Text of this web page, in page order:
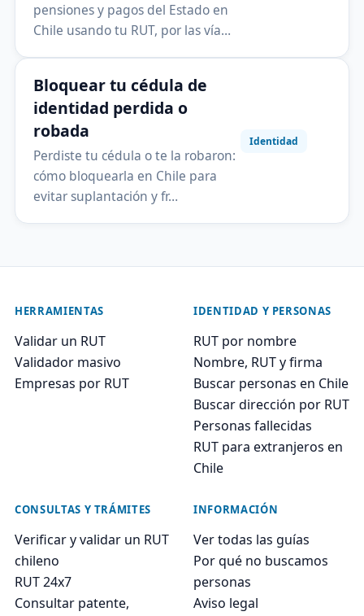
pensiones y pagos del Estado en
Chile usando tu RUT, por las vía…
Bloquear tu cédula de
identidad perdida o
robada
Perdiste tu cédula o te la robaron:
cómo bloquearla en Chile para
evitar suplantación y fr…
Identidad
HERRAMIENTAS
Validar un RUT
Validador masivo
Empresas por RUT
IDENTIDAD Y PERSONAS
RUT por nombre
Nombre, RUT y firma
Buscar personas en Chile
Buscar dirección por RUT
Personas fallecidas
RUT para extranjeros en
Chile
CONSULTAS Y TRÁMITES
Verificar y validar un RUT
chileno
RUT 24x7
Consultar patente,
INFORMACIÓN
Ver todas las guías
Por qué no buscamos
personas
Aviso legal